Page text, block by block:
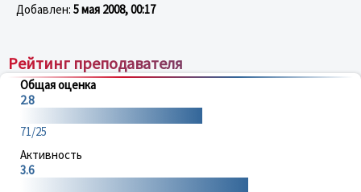
Добавлен: 5 мая 2008, 00:17
Рейтинг преподавателя
Общая оценка
2.8
71/25
Активность
3.6